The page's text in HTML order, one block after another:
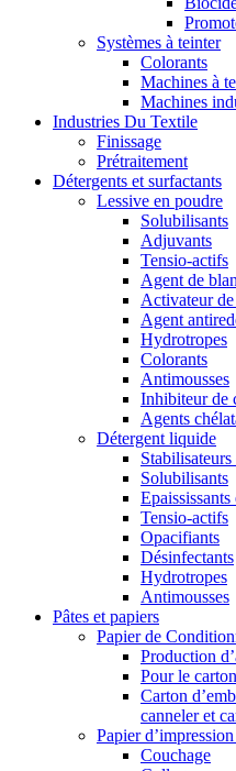
Systèmes à teinter
Colorants
Machines à
Machines
Industries Du Textile
Finissage
Prétraitement
Détergents et surfactants
Lessive en poudre
Solubilisants
Adjuvants
Tensio-actifs
Agent de
Activateur
Agent
Hydrotropes
Colorants
Antimousses
Inhibiteur de
Agents
Détergent liquide
Stabilisateurs
Solubilisants
Tensio-actifs
Opacifiants
Désinfectants
Hydrotropes
Antimousses
Pâtes et papiers
Papier de
Production
Pour le
Carton
canneler et
Papier
Couchage